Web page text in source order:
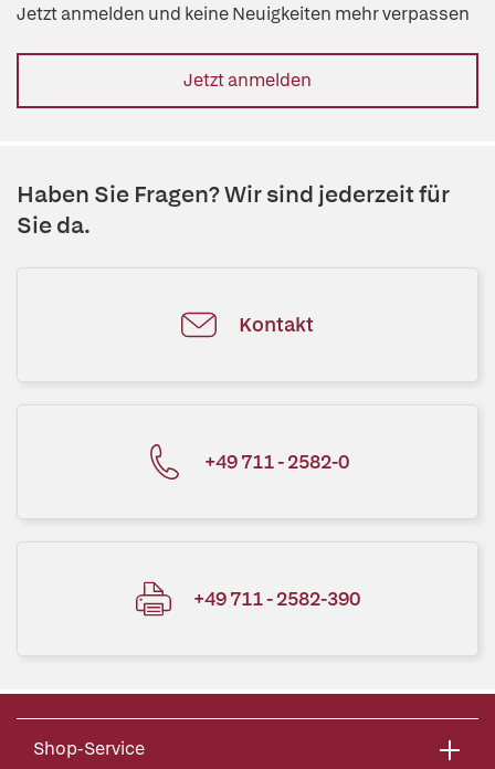
Jetzt anmelden und keine Neuigkeiten mehr verpassen
Jetzt anmelden
Haben Sie Fragen? Wir sind jederzeit für
Sie da.
Kontakt
+49 711 - 2582-0
+49 711 - 2582-390
Shop-Service